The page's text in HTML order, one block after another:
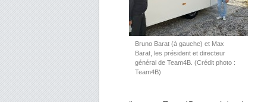
Bruno Barat (à gauche) et Max
Barat, les président et directeur
général de Team4B. (Crédit photo :
Team4B)